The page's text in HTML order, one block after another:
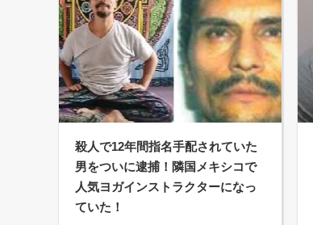
殺人で12年間指名手配されていた
男をついに逮捕！隣国メキシコで
人気ヨガインストラクターになっ
ていた！